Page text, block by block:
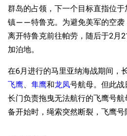
群岛的占领，下一个目标直指位
镇——特鲁克。为避免美军的空袭
离开特鲁克前往帕劳，随后于2月
加泊地。
在6月进行的马里亚纳海战期间，
飞鹰、 隼鹰和龙凤号航母。但此
长门负责拖曳无法航行的飞鹰号
备开始时，绳索突然断裂，飞鹰号